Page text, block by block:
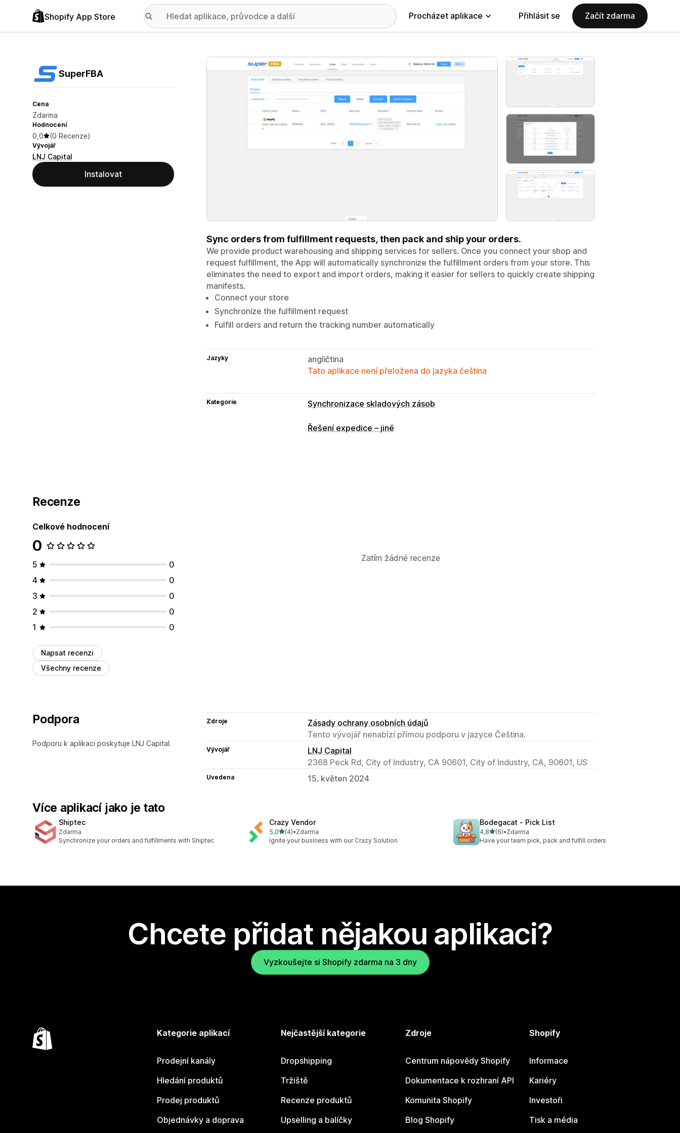
Shopify App Store Procházet aplikace Přihlásit se Začít zdarma
SuperFBA
Cena
Zdarma
Hodnocení
0,0 (0 Recenze)
Vývojář
LNJ Capital
Instalovat
Galerie propagovaných obrázků
Sync orders from fulfillment requests, then pack and ship your orders.
We provide product warehousing and shipping services for sellers. Once you connect your shop and
request fulfillment, the App will automatically synchronize the fulfillment orders from your store. This
eliminates the need to export and import orders, making it easier for sellers to quickly create shipping
manifests.
Connect your store
Synchronize the fulfillment request
Fulfill orders and return the tracking number automatically
Jazyky
angličtina
Tato aplikace není přeložena do jazyka čeština
Kategorie Synchronizace skladových zásob
Řešení expedice – jiné
Recenze
Celkové hodnocení
0
5
0
4
0
3
0
2
0
1
0
Napsat recenzi
Všechny recenze
Zatím žádné recenze
Podpora
Podporu k aplikaci poskytuje LNJ Capital.
Zdroje
Zásady ochrany osobních údajů
Tento vývojář nenabízí přímou podporu v jazyce Čeština.
Vývojář
LNJ Capital
2368 Peck Rd, City of Industry, CA 90601, City of Industry, CA, 90601, US
Uvedena 15. květen 2024
Více aplikací jako je tato
Shiptec
Zdarma
Synchronize your orders and fulfillments with Shiptec
Crazy Vendor
5,0z 5 hvězd
(4)
Celkový počet recenzí: 4
•Zdarma
Ignite your business with our Crazy Solution
Bodegacat ‑ Pick List
4,8z 5 hvězd
(6)
Celkový počet recenzí: 6
•Zdarma
Have your team pick, pack and fulfill orders
Chcete přidat nějakou aplikaci?
Vyzkoušejte si Shopify zdarma na 3 dny
Kategorie aplikací
Prodejní kanály
Hledání produktů
Prodej produktů
Objednávky a doprava
Nejčastější kategorie
Dropshipping
Tržiště
Recenze produktů
Upselling a balíčky
Zdroje
Centrum nápovědy Shopify
Dokumentace k rozhraní API
Komunita Shopify
Blog Shopify
Shopify
Informace
Kariéry
Investoři
Tisk a média